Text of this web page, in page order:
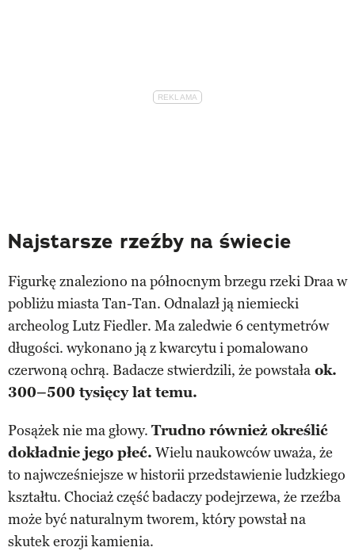
Najstarsze rzeźby na świecie
Figurkę znaleziono na północnym brzegu rzeki Draa w
pobliżu miasta Tan-Tan. Odnalazł ją niemiecki
archeolog Lutz Fiedler. Ma zaledwie 6 centymetrów
długości. wykonano ją z kwarcytu i pomalowano
czerwoną ochrą. Badacze stwierdzili, że powstała ok.
300–500 tysięcy lat temu.
Posążek nie ma głowy. Trudno również określić
dokładnie jego płeć. Wielu naukowców uważa, że
to najwcześniejsze w historii przedstawienie ludzkiego
kształtu. Chociaż część badaczy podejrzewa, że rzeźba
może być naturalnym tworem, który powstał na
skutek erozji kamienia.